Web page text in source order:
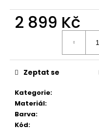
2 899 Kč
Kategorie:
Materiál:
Barva:
Kód:
Zeptat se
m
KRÉMOVÁ
KABELKA
ZLATÝM
ŘETÍZKEM
699
Kč